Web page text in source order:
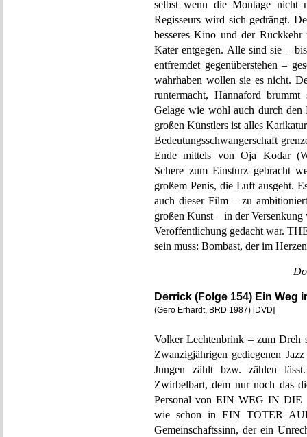
selbst wenn die Montage nicht
Regisseurs wird sich gedrängt.
besseres Kino und der
Kater entgegen. Alle sind sie –
entfremdet gegenüberstehen –
wahrhaben wollen sie es nicht.
runtermacht, Hannaford
Gelage wie wohl auch durch den
großen Künstlers ist alles
Bedeutungsschwangerschaft
Ende mittels von Oja Kodar
Schere zum Einsturz gebracht
großem Penis, die Luft ausgeht.
auch dieser Film – zu
großen Kunst – in der
Veröffentlichung gedacht war.
sein muss: Bombast, der im
Derrick (Folge 154) Ein Weg
(Gero Erhardt, BRD 1987) [DVD]
Volker Lechtenbrink – zum Dreh
Zwanzigjährigen gediegenen
Jungen zählt bzw. zählen
Zwirbelbart, dem nur noch das
Personal von EIN WEG IN DIE
wie schon in EIN TOTER
Gemeinschaftssinn, der ein